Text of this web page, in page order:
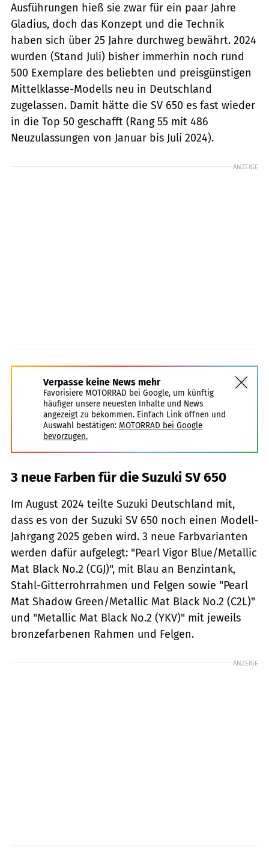
Ausführungen hieß sie zwar für ein paar Jahre
Gladius, doch das Konzept und die Technik
haben sich über 25 Jahre durchweg bewährt. 2024
wurden (Stand Juli) bisher immerhin noch rund
500 Exemplare des beliebten und preisgünstigen
Mittelklasse-Modells neu in Deutschland
zugelassen. Damit hätte die SV 650 es fast wieder
in die Top 50 geschafft (Rang 55 mit 486
Neuzulassungen von Januar bis Juli 2024).
ANZEIGE
Verpasse keine News mehr
Favorisiere MOTORRAD bei Google, um künftig
häufiger unsere neuesten Inhalte und News
angezeigt zu bekommen. Einfach Link öffnen und
Auswahl bestätigen: MOTORRAD bei Google
bevorzugen.
3 neue Farben für die Suzuki SV 650
Im August 2024 teilte Suzuki Deutschland mit,
dass es von der Suzuki SV 650 noch einen Modell-
Jahrgang 2025 geben wird. 3 neue Farbvarianten
werden dafür aufgelegt: "Pearl Vigor Blue/Metallic
Mat Black No.2 (CGJ)", mit Blau an Benzintank,
Stahl-Gitterrohrrahmen und Felgen sowie "Pearl
Mat Shadow Green/Metallic Mat Black No.2 (C2L)"
und "Metallic Mat Black No.2 (YKV)" mit jeweils
bronzefarbenen Rahmen und Felgen.
ANZEIGE